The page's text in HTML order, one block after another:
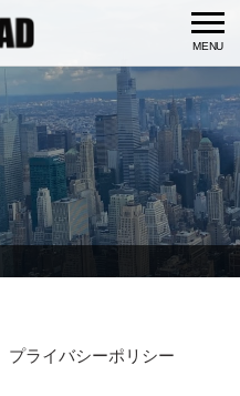
プライバシーポリシー